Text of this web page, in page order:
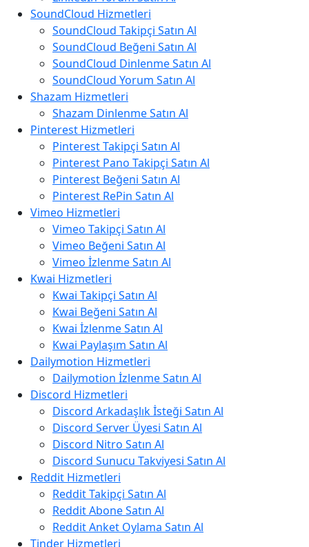
SoundCloud Hizmetleri
SoundCloud Takipçi Satın Al
SoundCloud Beğeni Satın Al
SoundCloud Dinlenme Satın Al
SoundCloud Yorum Satın Al
Shazam Hizmetleri
Shazam Dinlenme Satın Al
Pinterest Hizmetleri
Pinterest Takipçi Satın Al
Pinterest Pano Takipçi Satın Al
Pinterest Beğeni Satın Al
Pinterest RePin Satın Al
Vimeo Hizmetleri
Vimeo Takipçi Satın Al
Vimeo Beğeni Satın Al
Vimeo İzlenme Satın Al
Kwai Hizmetleri
Kwai Takipçi Satın Al
Kwai Beğeni Satın Al
Kwai İzlenme Satın Al
Kwai Paylaşım Satın Al
Dailymotion Hizmetleri
Dailymotion İzlenme Satın Al
Discord Hizmetleri
Discord Arkadaşlık İsteği Satın Al
Discord Server Üyesi Satın Al
Discord Nitro Satın Al
Discord Sunucu Takviyesi Satın Al
Reddit Hizmetleri
Reddit Takipçi Satın Al
Reddit Abone Satın Al
Reddit Anket Oylama Satın Al
Tinder Hizmetleri